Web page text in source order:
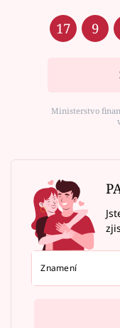
17 9
Ministerstvo